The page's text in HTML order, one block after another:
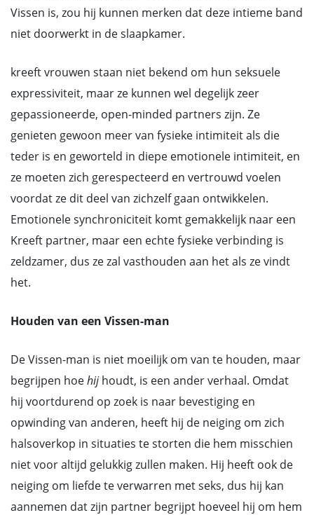
Vissen is, zou hij kunnen merken dat deze intieme band
niet doorwerkt in de slaapkamer.
kreeft vrouwen staan niet bekend om hun seksuele
expressiviteit, maar ze kunnen wel degelijk zeer
gepassioneerde, open-minded partners zijn. Ze
genieten gewoon meer van fysieke intimiteit als die
teder is en geworteld in diepe emotionele intimiteit, en
ze moeten zich gerespecteerd en vertrouwd voelen
voordat ze dit deel van zichzelf gaan ontwikkelen.
Emotionele synchroniciteit komt gemakkelijk naar een
Kreeft partner, maar een echte fysieke verbinding is
zeldzamer, dus ze zal vasthouden aan het als ze vindt
het.
Houden van een Vissen-man
De Vissen-man is niet moeilijk om van te houden, maar
begrijpen hoehijhoudt, is een ander verhaal. Omdat
hij voortdurend op zoek is naar bevestiging en
opwinding van anderen, heeft hij de neiging om zich
halsoverkop in situaties te storten die hem misschien
niet voor altijd gelukkig zullen maken. Hij heeft ook de
neiging om liefde te verwarren met seks, dus hij kan
aannemen dat zijn partner begrijpt hoeveel hij om hem